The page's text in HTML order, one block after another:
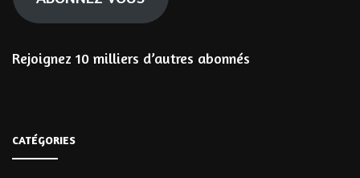
Rejoignez 10 milliers d’autres abonnés
CATÉGORIES